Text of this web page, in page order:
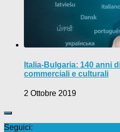
Italia-Bulgaria: 140 anni
commerciali e culturali
2 Ottobre 2019
Seguici: